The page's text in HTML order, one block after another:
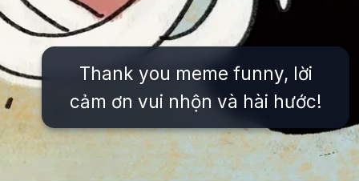
Thank you meme funny, lời
cảm ơn vui nhộn và hài hước!